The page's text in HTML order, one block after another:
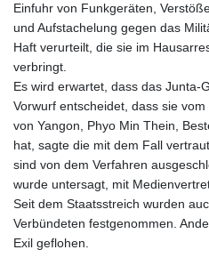
IDR
ILS
INR
IQD
IRR
ISK
Einfuhr von Funkgeräten,
und Aufstachelung gegen das
Haft verurteilt, die sie im
verbringt.
Es wird erwartet, dass das Junta-
Vorwurf entscheidet, dass sie
von Yangon, Phyo Min Thein,
hat, sagte die mit dem Fall
sind von dem Verfahren
wurde untersagt, mit
Seit dem Staatsstreich wurden
Verbündeten festgenommen.
Exil geflohen.